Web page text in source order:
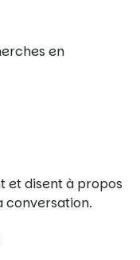
en
et disent à propos
conversation.